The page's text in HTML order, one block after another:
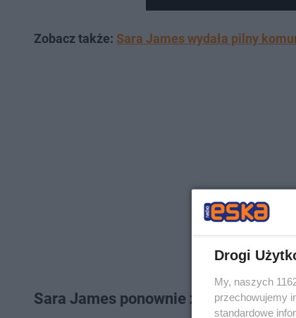
Zobacz także: Sara James wydała pilny
Sara James ponownie zaskoczyła
Drogi
My, naszych
przechowujemy
standardowe